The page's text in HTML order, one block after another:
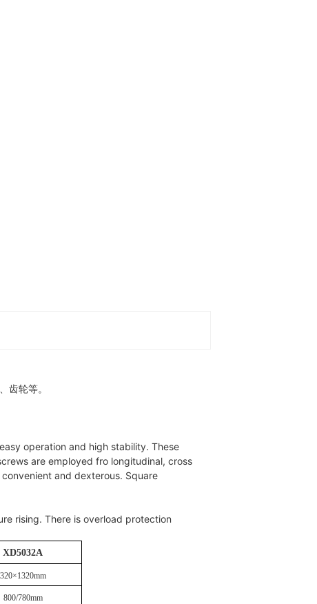
齿轮等。
operation and high stability. These
are employed fro longitudinal, cross
and dexterous. Square
rising. There is overload protection
XD5032A
320×1320mm
800/780mm